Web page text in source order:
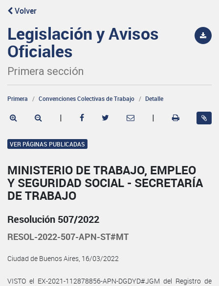
Volver
Legislación y Avisos
Oficiales
Primera sección
Primera Convenciones Colectivas de Trabajo Detalle
| |
VER PÁGINAS PUBLICADAS
MINISTERIO DE TRABAJO, EMPLEO
Y SEGURIDAD SOCIAL - SECRETARÍA
DE TRABAJO
Resolución 507/2022
RESOL-2022-507-APN-ST#MT
Ciudad de Buenos Aires, 16/03/2022
VISTO el EX-2021-112878856-APN-DGDYD#JGM del Registro de